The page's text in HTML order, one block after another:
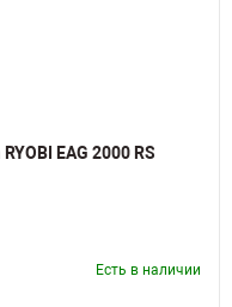
EAG 2000 RS
Есть в наличии